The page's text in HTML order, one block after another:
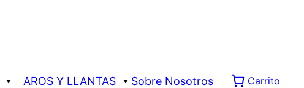
AROS Y LLANTAS Sobre Nosotros Carrito